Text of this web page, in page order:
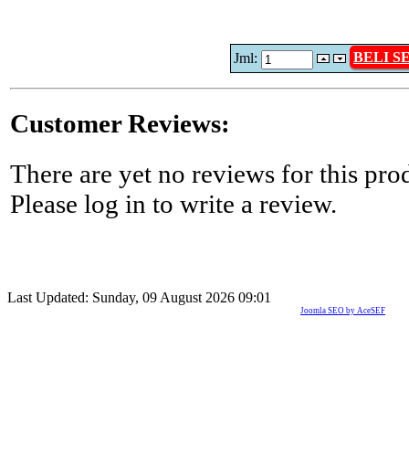
Jml: BELI
Customer Reviews:
There are yet no reviews for this
Please log in to write a review.
Last Updated: Sunday, 09 August 2026 09:01
Joomla SEO by AceSEF